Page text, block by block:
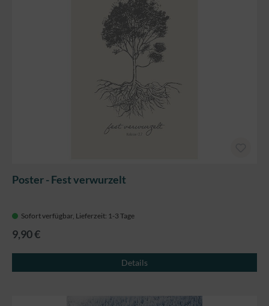
Poster - Fest verwurzelt
Sofort verfügbar, Lieferzeit: 1-3 Tage
9,90 €
Details